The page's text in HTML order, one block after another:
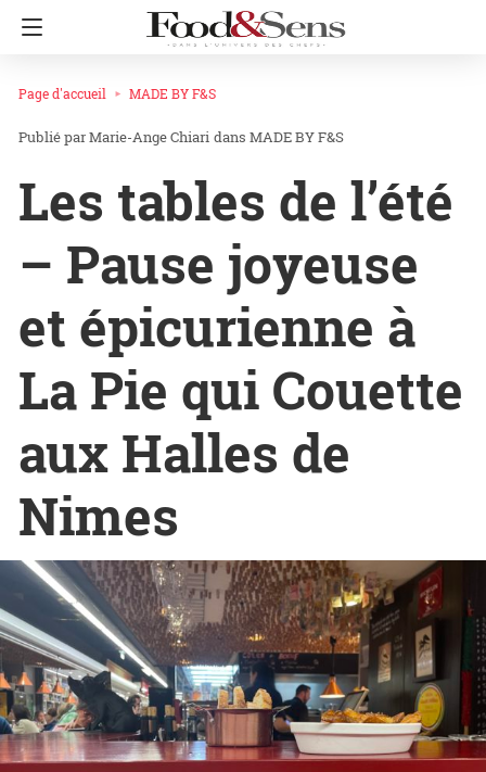
Page d'accueil MADE BY F&S
Marie-Ange Chiari dans MADE BY F&S
Les tables de l’été
– Pause joyeuse
et épicurienne à
La Pie qui Couette
aux Halles de
Nimes